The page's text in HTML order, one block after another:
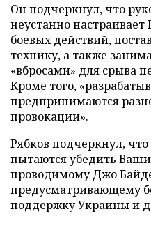
Он подчеркнул, что
неустанно
боевых действий,
технику, а также
«вбросами» для срыва
Кроме того,
предпринимаются
провокации».
Рябков подчеркнул,
пытаются убедить
проводимому Джо
предусматривающему
поддержку Украины и